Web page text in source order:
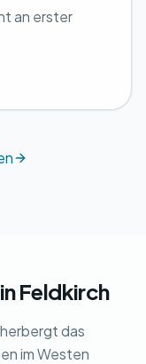
an erster
Feldkirch
das
im Westen